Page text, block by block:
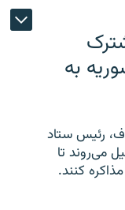
به
رئیس ستاد
می‌روند تا
کنند.